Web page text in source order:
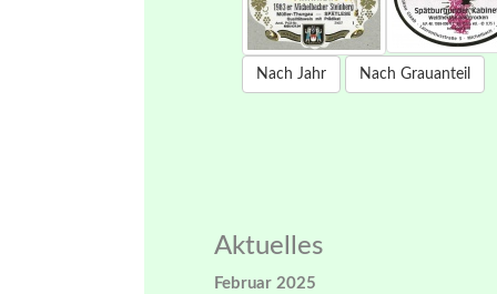
Nach Jahr Nach Grauanteil
Aktuelles
Februar 2025